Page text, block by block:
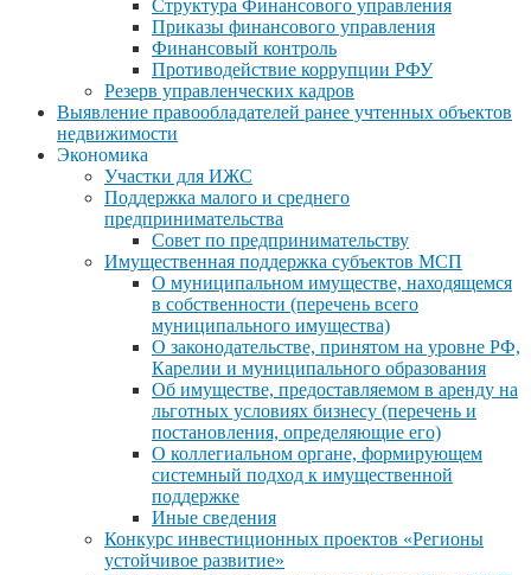
Структура Финансового управления
Приказы финансового управления
Финансовый контроль
Противодействие коррупции РФУ
Резерв управленческих кадров
Выявление правообладателей ранее учтенных объектов
недвижимости
Экономика
Участки для ИЖС
Поддержка малого и среднего
предпринимательства
Совет по предпринимательству
Имущественная поддержка субъектов МСП
О муниципальном имуществе, находящемся
в собственности (перечень всего
муниципального имущества)
О законодательстве, принятом на уровне РФ,
Карелии и муниципального образования
Об имуществе, предоставляемом в аренду на
льготных условиях бизнесу (перечень и
постановления, определяющие его)
О коллегиальном органе, формирующем
системный подход к имущественной
поддержке
Иные сведения
Конкурс инвестиционных проектов «Регионы
устойчивое развитие»